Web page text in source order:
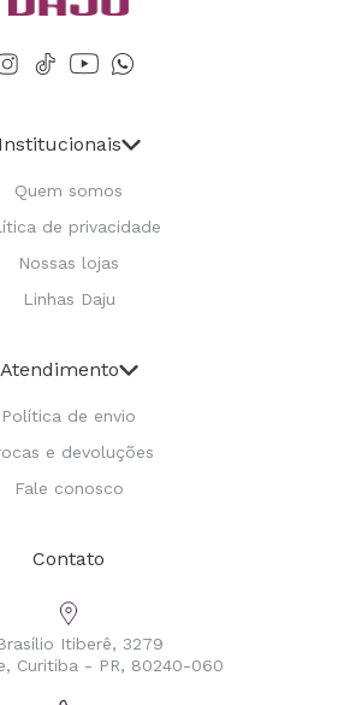
Institucionais
Quem somos
de privacidade
Nossas lojas
Linhas Daju
Atendimento
Política de envio
e devoluções
Fale conosco
Contato
Itiberê, 3279
Curitiba - PR, 80240-060